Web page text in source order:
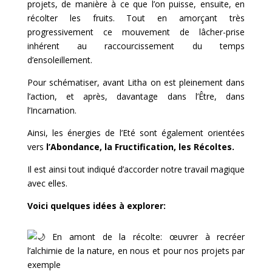
projets, de manière à ce que l’on puisse, ensuite, en
récolter les fruits. Tout en amorçant très
progressivement ce mouvement de lâcher-prise
inhérent au raccourcissement du temps
d’ensoleillement.
Pour schématiser, avant Litha on est pleinement dans
l’action, et après, davantage dans l’Être, dans
l’Incarnation.
Ainsi, les énergies de l’Eté sont également orientées
vers l’Abondance, la Fructification, les Récoltes.
Il est ainsi tout indiqué d’accorder notre travail magique
avec elles.
Voici quelques idées à explorer:
En amont de la récolte: œuvrer à recréer
l’alchimie de la nature, en nous et pour nos projets par
exemple